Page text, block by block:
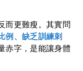
而更難瘦。其實問
例、缺乏訓練刺
赤字，是能讓身體